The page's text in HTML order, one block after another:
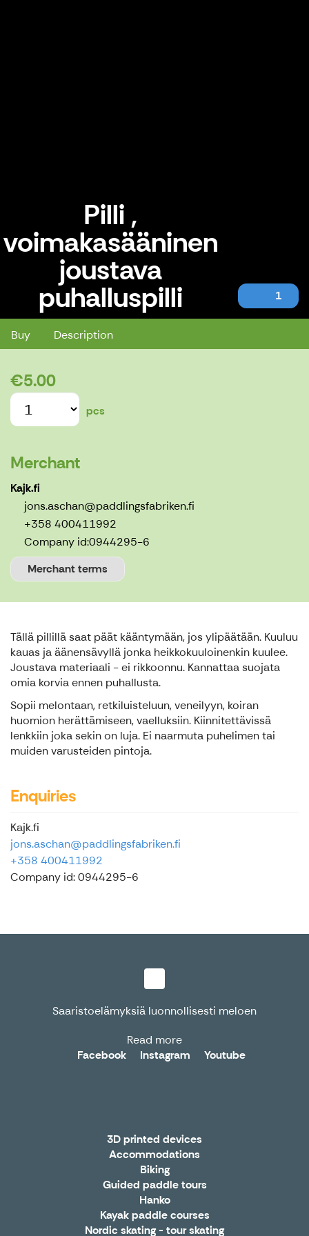
Pilli ,
voimakasääninen
joustava
puhalluspilli 1 Pilli , voimakasääninen joustava puhalluspilli
Buy Description
€5.00
pcs
Merchant
Kajk.fi
jons.aschan@paddlingsfabriken.fi
+358 400411992
Company id:0944295-6
Merchant terms
Tällä pillillä saat päät kääntymään, jos ylipäätään. Kuuluu
kauas ja äänensävyllä jonka heikkokuuloinenkin kuulee.
Joustava materiaali - ei rikkoonnu. Kannattaa suojata
omia korvia ennen puhallusta.
Sopii melontaan, retkiluisteluun, veneilyyn, koiran
huomion herättämiseen, vaelluksiin. Kiinnitettävissä
lenkkiin joka sekin on luja. Ei naarmuta puhelimen tai
muiden varusteiden pintoja.
Enquiries
Kajk.fi
jons.aschan@paddlingsfabriken.fi
+358 400411992
Company id: 0944295-6
Saaristoelämyksiä luonnollisesti meloen
Read more
Facebook
Instagram Youtube
3D printed devices
Accommodations
Biking
Guided paddle tours
Hanko
Kayak paddle courses
Nordic skating - tour skating